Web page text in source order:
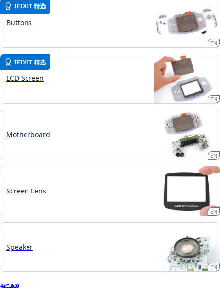
IFIXIT 精选
Buttons
EN
IFIXIT 精选
LCD Screen
EN
Motherboard
EN
Screen Lens
EN
Speaker
EN